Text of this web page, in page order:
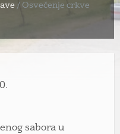
/ Osvećenje crkve
sabora u